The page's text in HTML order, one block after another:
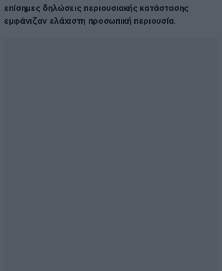
επίσημες δηλώσεις περιουσιακής κατάστασης
εμφάνιζαν ελάχιστη προσωπική περιουσία.